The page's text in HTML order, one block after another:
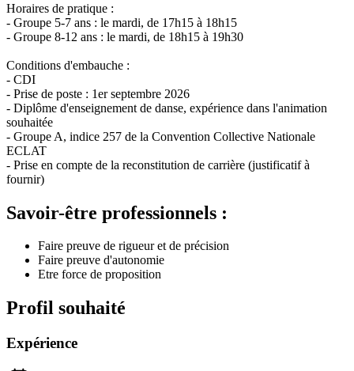
Horaires de pratique :
- Groupe 5-7 ans : le mardi, de 17h15 à 18h15
- Groupe 8-12 ans : le mardi, de 18h15 à 19h30
Conditions d'embauche :
- CDI
- Prise de poste : 1er septembre 2026
- Diplôme d'enseignement de danse, expérience dans l'animation
souhaitée
- Groupe A, indice 257 de la Convention Collective Nationale
ECLAT
- Prise en compte de la reconstitution de carrière (justificatif à
fournir)
Savoir-être professionnels :
Faire preuve de rigueur et de précision
Faire preuve d'autonomie
Etre force de proposition
Profil souhaité
Expérience